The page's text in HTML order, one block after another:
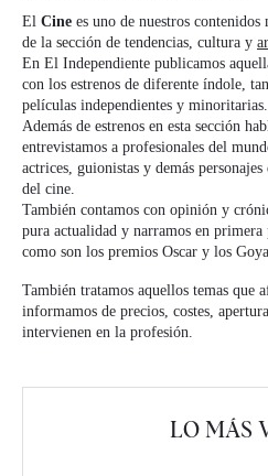
El Cine es uno de nuestros
de la sección de tendencias, cultura y
En El Independiente publicamos
con los estrenos de diferente índole,
películas independientes y minoritarias.
Además de estrenos en esta sección
entrevistamos a profesionales del
actrices, guionistas y demás
del cine.
También contamos con opinión y
pura actualidad y narramos en primera
como son los premios Oscar y los Goya.
También tratamos aquellos temas que
informamos de precios, costes,
intervienen en la profesión.
LO MÁS